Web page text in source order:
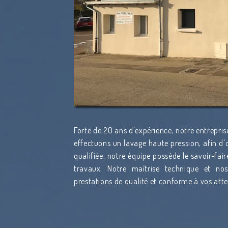
Forte de 20 ans d'expérience, notre
effectuons un lavage haute pression, afin
qualifiée, notre équipe possède le savoir-
travaux. Notre maîtrise technique et
prestations de qualité et conforme à vos